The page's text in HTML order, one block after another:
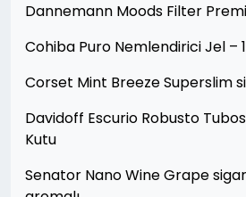
Dannemann Moods Filter
Cohiba Puro Nemlendirici Jel –
Corset Mint Breeze Superslim
Davidoff Escurio Robusto Tubos
Kutu
Senator Nano Wine Grape